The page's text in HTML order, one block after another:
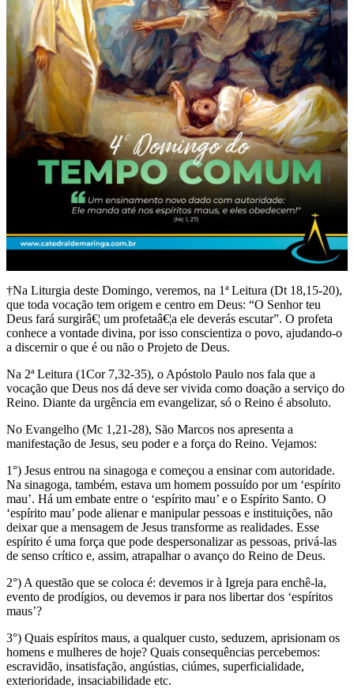
†Na Liturgia deste Domingo, veremos, na 1ª Leitura (Dt 18,15-20),
que toda vocação tem origem e centro em Deus: “O Senhor teu
Deus fará surgirâ€¦ um profetaâ€¦a ele deverás escutar”. O profeta
conhece a vontade divina, por isso conscientiza o povo, ajudando-o
a discernir o que é ou não o Projeto de Deus.
Na 2ª Leitura (1Cor 7,32-35), o Apóstolo Paulo nos fala que a
vocação que Deus nos dá deve ser vivida como doação a serviço do
Reino. Diante da urgência em evangelizar, só o Reino é absoluto.
No Evangelho (Mc 1,21-28), São Marcos nos apresenta a
manifestação de Jesus, seu poder e a força do Reino. Vejamos:
1°) Jesus entrou na sinagoga e começou a ensinar com autoridade.
Na sinagoga, também, estava um homem possuído por um ‘espírito
mau’. Há um embate entre o ‘espírito mau’ e o Espírito Santo. O
‘espírito mau’ pode alienar e manipular pessoas e instituições, não
deixar que a mensagem de Jesus transforme as realidades. Esse
espírito é uma força que pode despersonalizar as pessoas, privá-las
de senso crítico e, assim, atrapalhar o avanço do Reino de Deus.
2°) A questão que se coloca é: devemos ir à Igreja para enchê-la,
evento de prodígios, ou devemos ir para nos libertar dos ‘espíritos
maus’?
3°) Quais espíritos maus, a qualquer custo, seduzem, aprisionam os
homens e mulheres de hoje? Quais consequências percebemos:
escravidão, insatisfação, angústias, ciúmes, superficialidade,
exterioridade, insaciabilidade etc.